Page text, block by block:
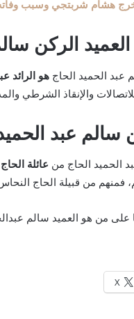
هشام شربتجي وسبب
العميد الركن
عبد الحميد الحاج هو الرائد
والإنقاذ الشرطي
سالم عبد
الحميد الحاج من عائلة
فمنهم من قبيلة الحاج
على من هو العميد سالم
X